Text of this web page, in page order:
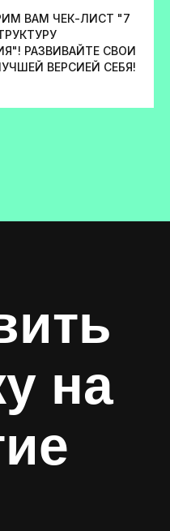
ВАМ ЧЕК-ЛИСТ "7
РАЗВИВАЙТЕ СВОИ
ВЕРСИЕЙ СЕБЯ!
на
03
стр. 3,
76, МГИМО
улица,